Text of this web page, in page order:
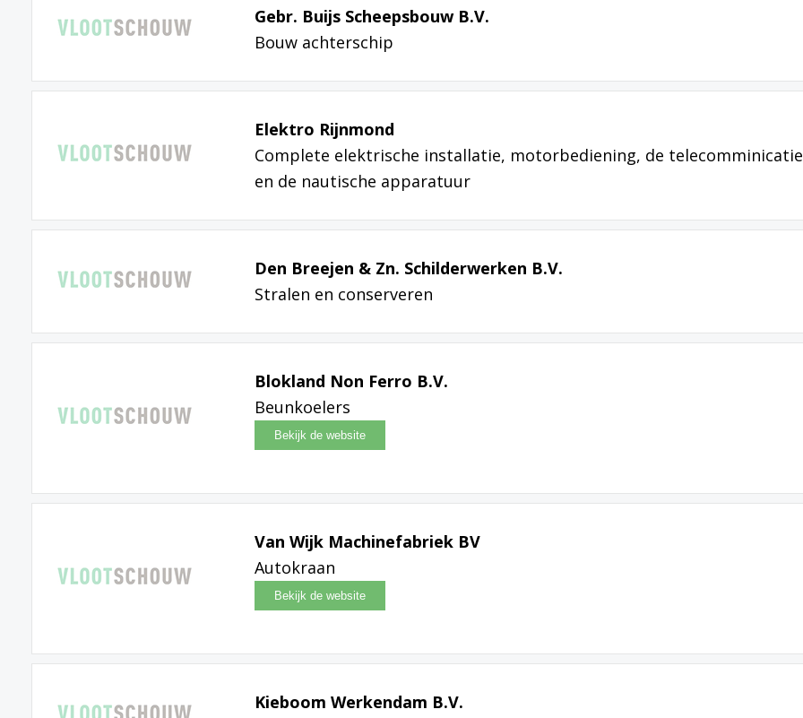
Gebr. Buijs Scheepsbouw B.V.
Bouw achterschip
Elektro Rijnmond
Complete elektrische installatie, motorbediening, de telecomminicatie
en de nautische apparatuur
Den Breejen & Zn. Schilderwerken B.V.
Stralen en conserveren
Blokland Non Ferro B.V.
Beunkoelers
Van Wijk Machinefabriek BV
Autokraan
Kieboom Werkendam B.V.